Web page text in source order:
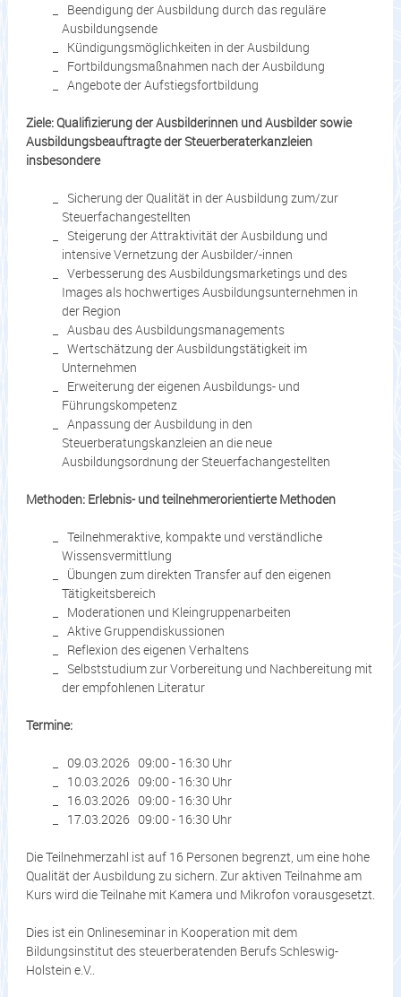
Beendigung der Ausbildung durch das reguläre
Ausbildungsende
Kündigungsmöglichkeiten in der Ausbildung
Fortbildungsmaßnahmen nach der Ausbildung
Angebote der Aufstiegsfortbildung
Ziele: Qualifizierung der Ausbilderinnen und Ausbilder sowie
Ausbildungsbeauftragte der Steuerberaterkanzleien
insbesondere
Sicherung der Qualität in der Ausbildung zum/zur
Steuerfachangestellten
Steigerung der Attraktivität der Ausbildung und
intensive Vernetzung der Ausbilder/-innen
Verbesserung des Ausbildungsmarketings und des
Images als hochwertiges Ausbildungsunternehmen in
der Region
Ausbau des Ausbildungsmanagements
Wertschätzung der Ausbildungstätigkeit im
Unternehmen
Erweiterung der eigenen Ausbildungs- und
Führungskompetenz
Anpassung der Ausbildung in den
Steuerberatungskanzleien an die neue
Ausbildungsordnung der Steuerfachangestellten
Methoden: Erlebnis- und teilnehmerorientierte Methoden
Teilnehmeraktive, kompakte und verständliche
Wissensvermittlung
Übungen zum direkten Transfer auf den eigenen
Tätigkeitsbereich
Moderationen und Kleingruppenarbeiten
Aktive Gruppendiskussionen
Reflexion des eigenen Verhaltens
Selbststudium zur Vorbereitung und Nachbereitung mit
der empfohlenen Literatur
Termine:
09.03.2026 09:00 - 16:30 Uhr
10.03.2026 09:00 - 16:30 Uhr
16.03.2026 09:00 - 16:30 Uhr
17.03.2026 09:00 - 16:30 Uhr
Die Teilnehmerzahl ist auf 16 Personen begrenzt, um eine hohe
Qualität der Ausbildung zu sichern. Zur aktiven Teilnahme am
Kurs wird die Teilnahe mit Kamera und Mikrofon vorausgesetzt.
Dies ist ein Onlineseminar in Kooperation mit dem
Bildungsinstitut des steuerberatenden Berufs Schleswig-
Holstein e.V..